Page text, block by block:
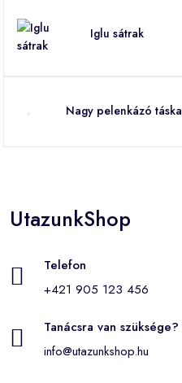
Iglu sátrak
Nagy pelenkázó táska
UtazunkShop
Telefon
+421 905 123 456
Tanácsra van szüksége?
info@utazunkshop.hu